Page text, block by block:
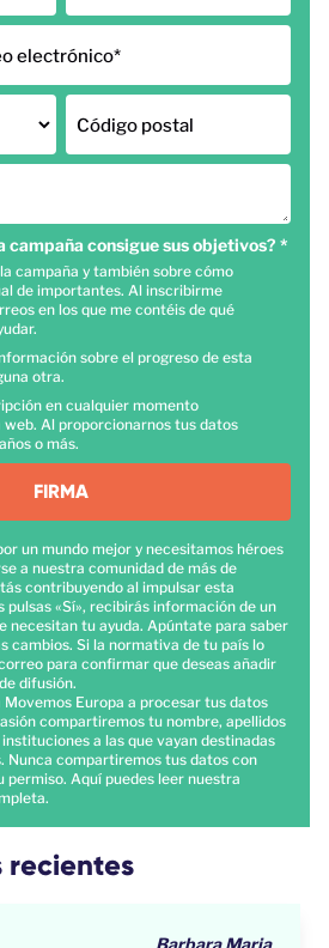
electrónico*
Código postal
campaña consigue sus objetivos? *
campaña y también sobre cómo
de importantes. Al inscribirme
en los que me contéis de qué
sobre el progreso de esta
otra.
en cualquier momento
Al proporcionarnos tus datos
o más.
FIRMA
un mundo mejor y necesitamos héroes
a nuestra comunidad de más de
contribuyendo al impulsar esta
pulsas «Sí», recibirás información de un
necesitan tu ayuda. Apúntate para saber
cambios. Si la normativa de tu país lo
para confirmar que deseas añadir
difusión.
Movemos Europa a procesar tus datos
compartiremos tu nombre, apellidos
a las que vayan destinadas
Nunca compartiremos tus datos con
permiso. Aquí puedes leer nuestra
recientes